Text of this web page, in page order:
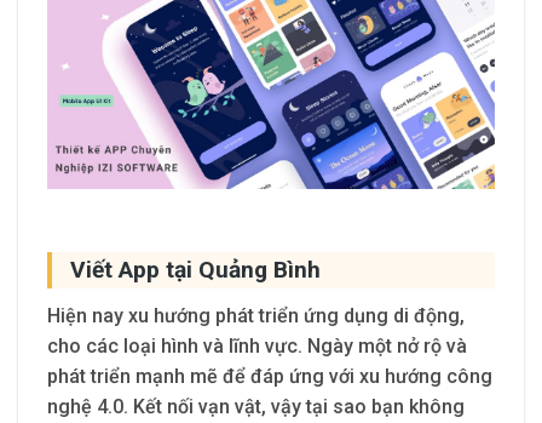
Viết App tại Quảng Bình
Hiện nay xu hướng phát triển ứng dụng di động,
cho các loại hình và lĩnh vực. Ngày một nở rộ và
phát triển mạnh mẽ để đáp ứng với xu hướng công
nghệ 4.0. Kết nối vạn vật, vậy tại sao bạn không